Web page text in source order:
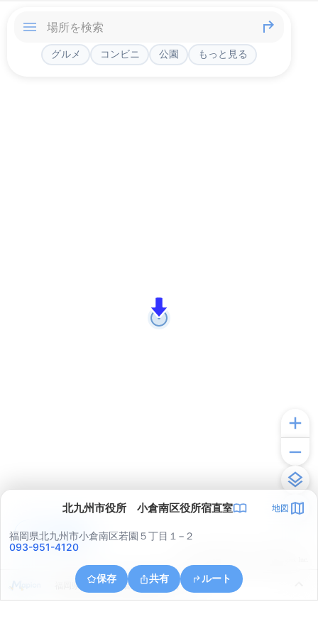
グルメ コンビニ 公園 もっと見る
北九州市役所 小倉南区役所宿直室 地図
福岡県北九州市小倉南区若園５丁目１−２
093-951-4120
保存 共有 ルート
福岡県北九州市小倉北区熊本１丁目１
アプリで見る